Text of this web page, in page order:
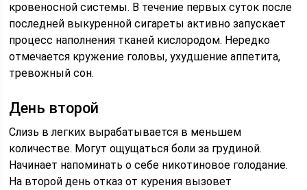
кровеносной системы. В течение первых суток после
последней выкуренной сигареты активно запускает
процесс наполнения тканей кислородом. Нередко
отмечается кружение головы, ухудшение аппетита,
тревожный сон.
День второй
Слизь в легких вырабатывается в меньшем
количестве. Могут ощущаться боли за грудиной.
Начинает напоминать о себе никотиновое голодание.
На второй день отказ от курения вызовет